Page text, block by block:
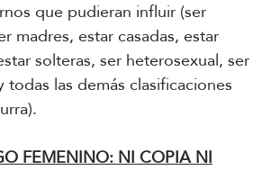
que pudieran influir (ser
madres, estar casadas, estar
solteras, ser heterosexual, ser
todas las demás clasificaciones
FEMENINO: NI COPIA NI